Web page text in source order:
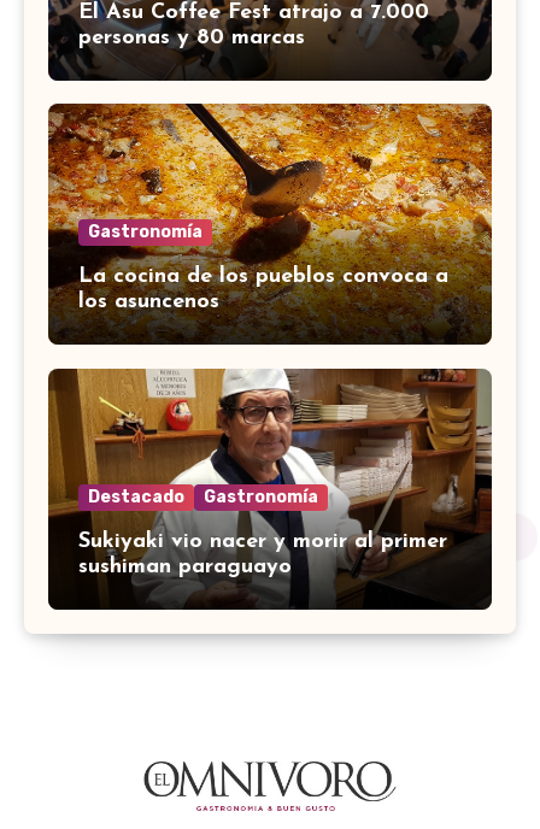
El Asu Coffee Fest atrajo a 7.000
personas y 80 marcas
Gastronomía
La cocina de los pueblos convoca a
los asuncenos
Destacado Gastronomía
Sukiyaki vio nacer y morir al primer
sushiman paraguayo